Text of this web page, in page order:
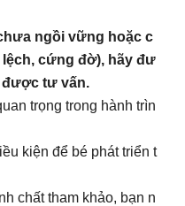
ngồi vững hoặc c
cứng đờ), hãy đư
được tư vấn.
trọng trong hành trìn
kiện để bé phát triển t
chất tham khảo, bạn n